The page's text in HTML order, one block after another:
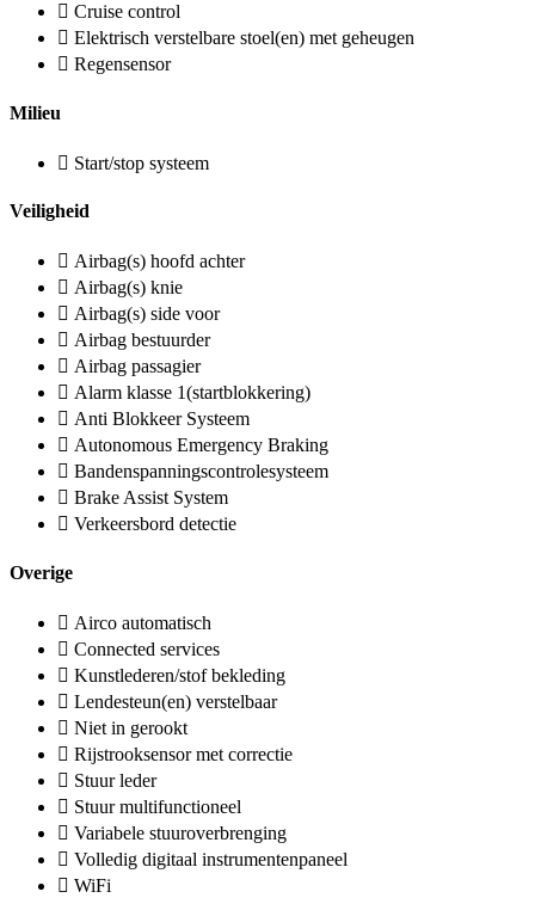
Cruise control
Elektrisch verstelbare stoel(en) met geheugen
Regensensor
Milieu
Start/stop systeem
Veiligheid
Airbag(s) hoofd achter
Airbag(s) knie
Airbag(s) side voor
Airbag bestuurder
Airbag passagier
Alarm klasse 1(startblokkering)
Anti Blokkeer Systeem
Autonomous Emergency Braking
Bandenspanningscontrolesysteem
Brake Assist System
Verkeersbord detectie
Overige
Airco automatisch
Connected services
Kunstlederen/stof bekleding
Lendesteun(en) verstelbaar
Niet in gerookt
Rijstrooksensor met correctie
Stuur leder
Stuur multifunctioneel
Variabele stuuroverbrenging
Volledig digitaal instrumentenpaneel
WiFi